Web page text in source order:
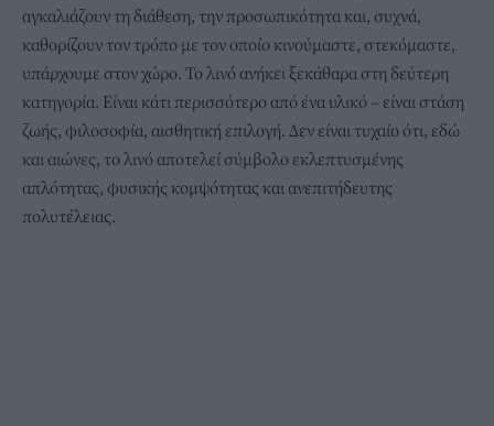
αγκαλιάζουν τη διάθεση, την προσωπικότητα και, συχνά,
καθορίζουν τον τρόπο με τον οποίο κινούμαστε, στεκόμαστε,
υπάρχουμε στον χώρο. Το λινό ανήκει ξεκάθαρα στη δεύτερη
κατηγορία. Είναι κάτι περισσότερο από ένα υλικό – είναι στάση
ζωής, φιλοσοφία, αισθητική επιλογή. Δεν είναι τυχαίο ότι, εδώ
και αιώνες, το λινό αποτελεί σύμβολο εκλεπτυσμένης
απλότητας, φυσικής κομψότητας και ανεπιτήδευτης
πολυτέλειας.